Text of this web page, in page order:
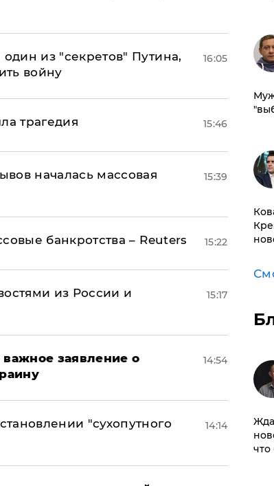
из "секретов" Путина,
войну
16:05
трагедия 15:46
началась массовая
15:39
банкротства – Reuters 15:22
из России и
15:17
заявление о
14:54
"сухопутного
14:14
что